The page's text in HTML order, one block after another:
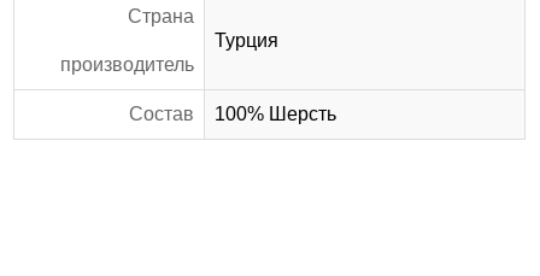
Страна
производитель
Турция
Состав 100% Шерсть